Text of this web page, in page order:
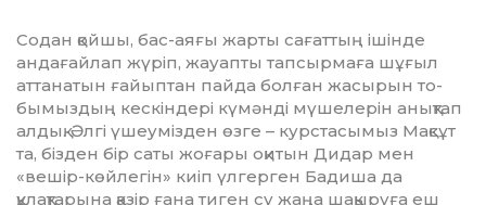
Содан қойшы, бас-аяғы жарты сағаттың ішінде
андағайлап жүріп, жауап­ты тапсырмаға шұғыл
аттанатын ғайыптан пайда болған жасырын то­
бымыздың кескіндері күмәнді мү­шелерін анықтап
алдық. Әлгі үшеу­мізден өзге – курстасымыз Мақсұт
та, бізден бір саты жоғары оқитын Ди­дар мен
«вешір-көйлегін» киіп үлгерген Бадиша да
құлақтарына қазір ғана тиген су жаңа шақыруға еш